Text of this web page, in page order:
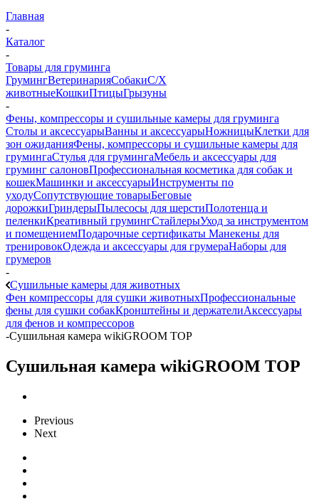
Главная
-
Каталог
-
Товары для груминга
ГрумингВетеринарияСобакиС/Х
животныеКошкиПтицыГрызуны
-
Фены, компрессоры и сушильные камеры для груминга
Столы и аксессуарыВанны и аксессуарыНожницыКлетки для
зон ожиданияФены, компрессоры и сушильные камеры для
грумингаСтулья для грумингаМебель и аксессуары для
груминг салоновПрофессиональная косметика для собак и
кошекМашинки и аксессуарыИнструменты по
уходуСопутствующие товарыБеговые
дорожкиГриндерыПылесосы для шерстиПолотенца и
пеленкиКреативный грумингСтайлерыУход за инструментом
и помещениемПодарочные сертификаты Манекены для
тренировокОдежда и аксессуары для грумераНаборы для
грумеров
-
Сушильные камеры для животных
Фен компрессоры для сушки животныхПрофессиональные
фены для сушки собакКронштейны и держателиАксессуары
для фенов и компрессоров
-Сушильная камера wikiGROOM TOP
Сушильная камера wikiGROOM TOP
Previous
Next